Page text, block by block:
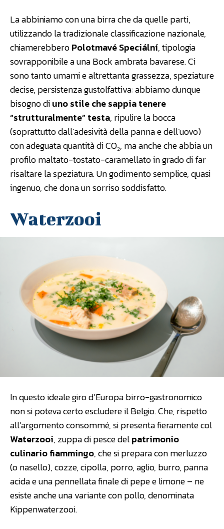
La abbiniamo con una birra che da quelle parti,
utilizzando la tradizionale classificazione nazionale,
chiamerebberoPolotmavé Speciální, tipologia
sovrapponibile a una Bock ambrata bavarese. Ci
sono tanto umami e altrettanta grassezza, speziature
decise, persistenza gustolfattiva: abbiamo dunque
bisogno diuno stile che sappia tenere
“strutturalmente” testa, ripulire la bocca
(soprattutto dall’adesività della panna e dell’uovo)
con adeguata quantità di CO₂, ma anche che abbia un
profilo maltato-tostato-caramellato in grado di far
risaltare la speziatura. Un godimento semplice, quasi
ingenuo, che dona un sorriso soddisfatto.
Waterzooi
In questo ideale giro d’Europa birro-gastronomico
non si poteva certo escludere il Belgio. Che, rispetto
all’argomento consommé, si presenta fieramente col
Waterzooi, zuppa di pesce delpatrimonio
culinario fiammingo, che si prepara con merluzzo
(o nasello), cozze, cipolla, porro, aglio, burro, panna
acida e una pennellata finale di pepe e limone – ne
esiste anche una variante con pollo, denominata
Kippenwaterzooi.